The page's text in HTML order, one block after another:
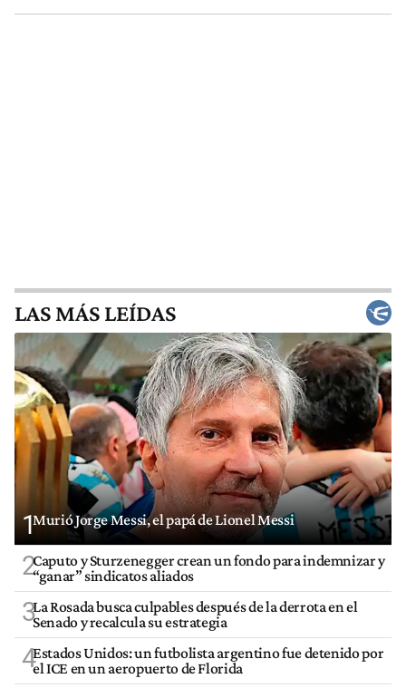
LAS MÁS LEÍDAS
1Murió Jorge Messi, el papá de Lionel Messi
2Caputo y Sturzenegger crean un fondo para indemnizar y
“ganar” sindicatos aliados
3La Rosada busca culpables después de la derrota en el
Senado y recalcula su estrategia
4Estados Unidos: un futbolista argentino fue detenido por
el ICE en un aeropuerto de Florida